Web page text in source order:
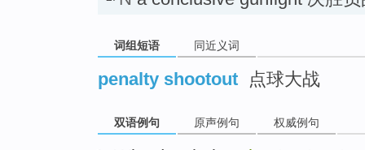
词组短语 同近义词
penalty shootout 点球大战
双语例句 原声例句 权威例句